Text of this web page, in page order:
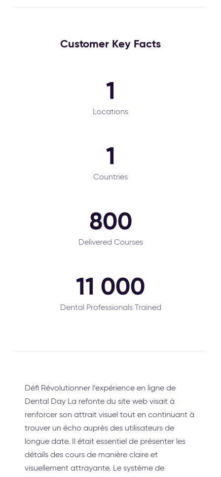
Customer Key Facts
1
Locations
1
Countries
800
Delivered Courses
11 000
Dental Professionals Trained
Défi Révolutionner l’expérience en ligne de
Dental Day La refonte du site web visait à
renforcer son attrait visuel tout en continuant à
trouver un écho auprès des utilisateurs de
longue date. Il était essentiel de présenter les
détails des cours de manière claire et
visuellement attrayante. Le système de